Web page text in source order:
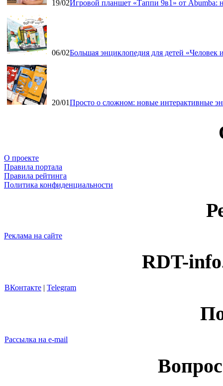
19/02Игровой планшет «Таппи 9в1» от Abumba:
06/02Большая энциклопедия для детей
20/01Просто о сложном: новые интерактивные
О проекте
Правила портала
Правила рейтинга
Политика конфиденциальности
Реклама на сайте
RDT-
ВКонтакте | Telegram
Рассылка на e-mail